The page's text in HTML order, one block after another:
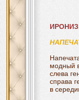
модный
слева
справа
в